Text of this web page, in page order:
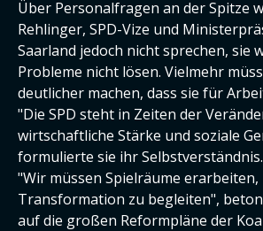
Über Personalfragen an der Spitze
Rehlinger, SPD-Vize und
Saarland jedoch nicht sprechen, sie
Probleme nicht lösen. Vielmehr
deutlicher machen, dass sie für
"Die SPD steht in Zeiten der
wirtschaftliche Stärke und soziale
formulierte sie ihr Selbstverständnis.
"Wir müssen Spielräume erarbeiten,
Transformation zu begleiten",
auf die großen Reformpläne der